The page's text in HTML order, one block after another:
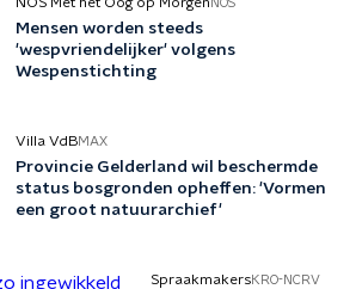
Mensen worden steeds
'wespvriendelijker' volgens
Wespenstichting
Villa VdBMAX
Provincie Gelderland wil beschermde
status bosgronden opheffen: 'Vormen
een groot natuurarchief'
SpraakmakersKRO-NCRV